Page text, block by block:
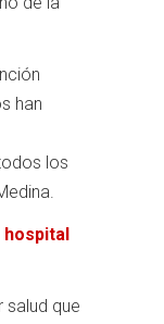
han
los
hospital
que